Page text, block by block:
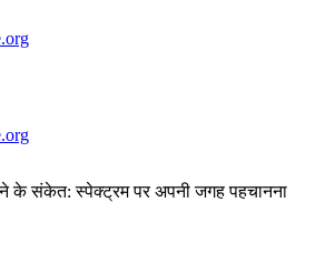
के संकेत: स्पेक्ट्रम पर अपनी जगह पहचानना